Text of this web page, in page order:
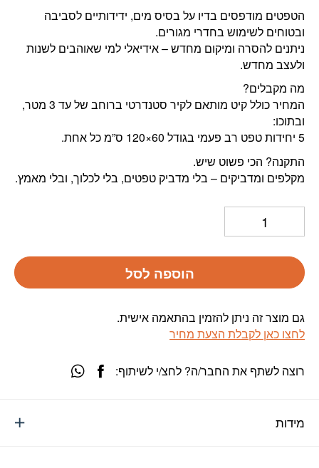
הטפטים מודפסים בדיו על בסיס מים, ידידותיים לסביבה
ובטוחים לשימוש בחדרי מגורים.
ניתנים להסרה ומיקום מחדש – אידיאלי למי שאוהבים לשנות
ולעצב מחדש.
מה מקבלים?
המחיר כולל קיט מותאם לקיר סטנדרטי ברוחב של עד 3 מטר,
ובתוכו:
5 יחידות טפט רב פעמי בגודל 60×120 ס”מ כל אחת.
התקנה? הכי פשוט שיש.
מקלפים ומדביקים – בלי מדביק טפטים, בלי לכלוך, ובלי מאמץ.
הוספה לסל
גם מוצר זה ניתן להזמין בהתאמה אישית.
לחצו כאן לקבלת הצעת מחיר
מידות
רוצה לשתף את החבר/ה? לחצ/י לשיתוף: